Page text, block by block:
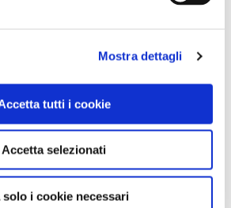
Mostra dettagli
tutti i cookie
Accetta selezionati
solo i cookie necessari